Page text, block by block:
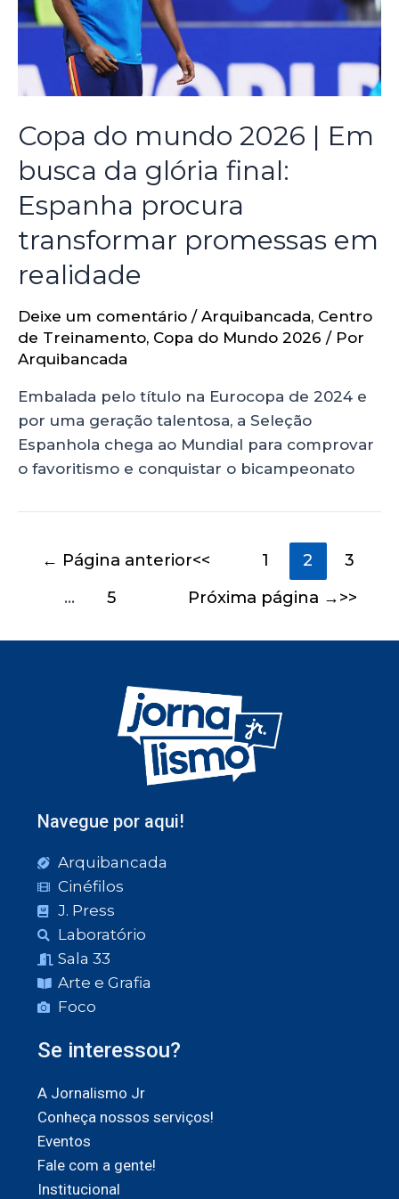
Copa do mundo 2026 | Em
busca da glória final:
Espanha procura
transformar promessas em
realidade
Deixe um comentário / Arquibancada, Centro
de Treinamento, Copa do Mundo 2026 / Por
Arquibancada
Embalada pelo título na Eurocopa de 2024 e
por uma geração talentosa, a Seleção
Espanhola chega ao Mundial para comprovar
o favoritismo e conquistar o bicampeonato
← Página anterior 1 2
3
…
5 Próxima página →
Navegue por aqui!
Arquibancada
Cinéfilos
J. Press
Laboratório
Sala 33
Arte e Grafia
Foco
Se interessou?
A Jornalismo Jr
Conheça nossos serviços!
Eventos
Fale com a gente!
Institucional